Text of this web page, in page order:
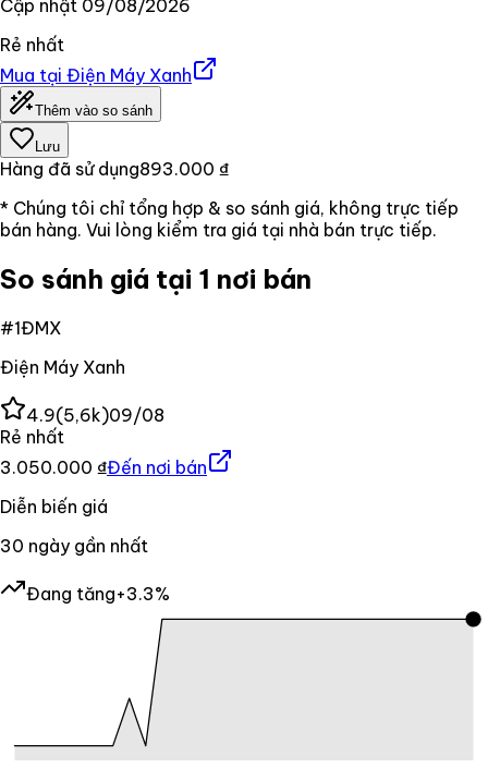
Cập nhật 09/08/2026
Rẻ nhất
Mua tại Điện Máy Xanh
Thêm vào so sánh
Lưu
Hàng đã sử dụng893.000 ₫
* Chúng tôi chỉ tổng hợp & so sánh giá, không trực tiếp
bán hàng. Vui lòng kiểm tra giá tại nhà bán trực tiếp.
So sánh giá tại 1 nơi bán
#1ĐMX
Điện Máy Xanh
4.9(5,6k)09/08
Rẻ nhất
3.050.000 ₫Đến nơi bán
Diễn biến giá
30 ngày gần nhất
Đang tăng+3.3%